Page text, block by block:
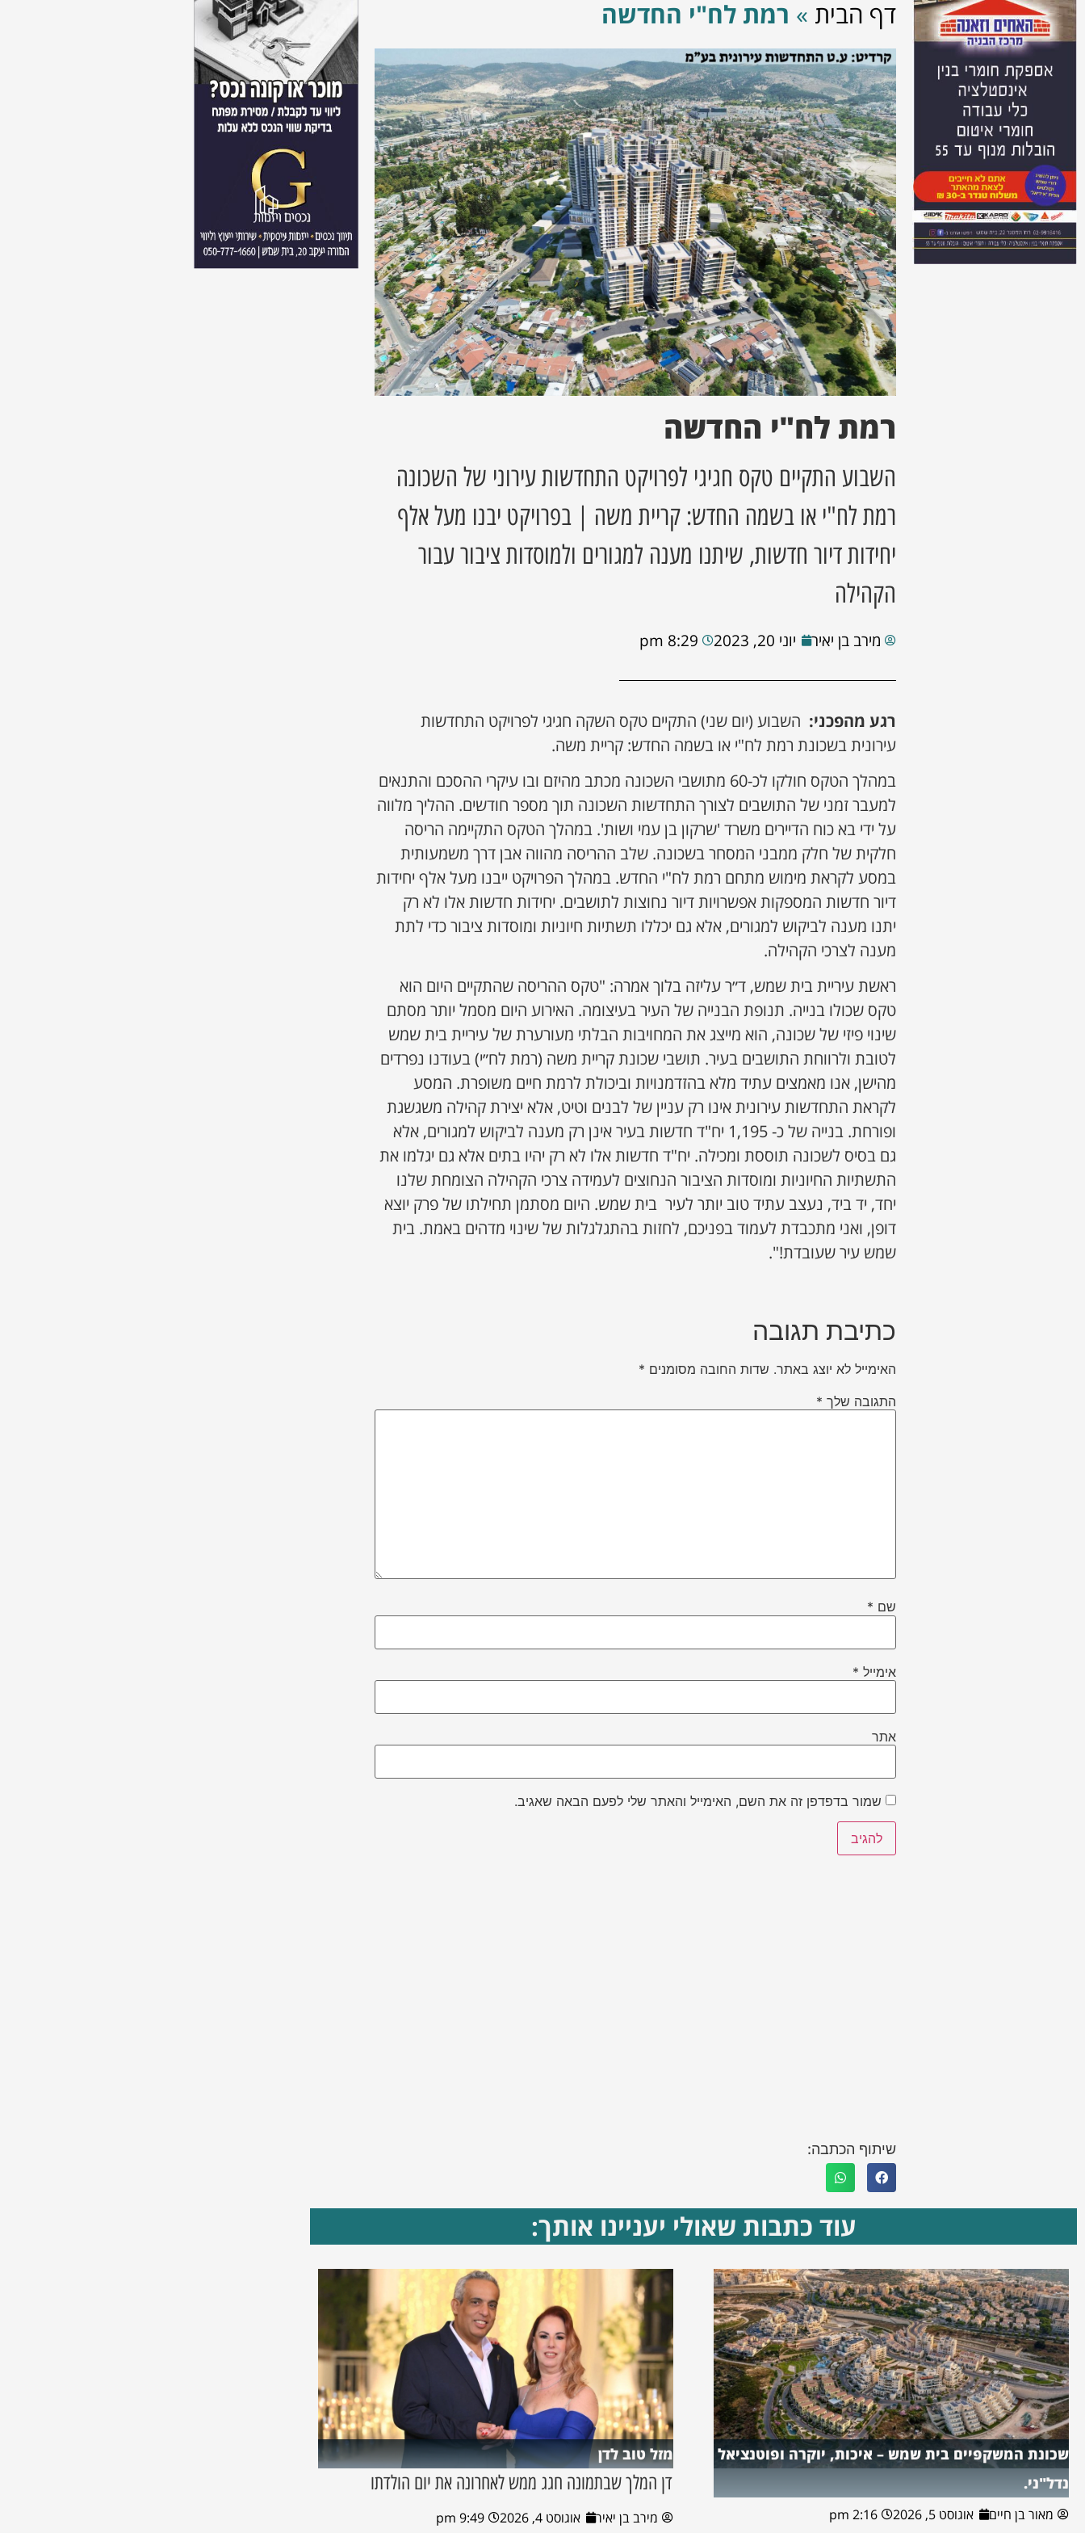
דף הבית » רמת לח"י החדשה
רמת לח"י החדשה
השבוע התקיים טקס חגיגי לפרויקט התחדשות עירוני של השכונה
רמת לח"י או בשמה החדש: קריית משה | בפרויקט יבנו מעל אלף
יחידות דיור חדשות, שיתנו מענה למגורים ולמוסדות ציבור עבור
הקהילה
מירב בן יאיר יוני 20, 2023 8:29 pm
רגע מהפכני: השבוע (יום שני) התקיים טקס השקה חגיגי לפרויקט התחדשות
עירונית בשכונת רמת לח"י או בשמה החדש: קריית משה.
במהלך הטקס חולקו לכ-60 מתושבי השכונה מכתב מהיזם ובו עיקרי ההסכם והתנאים
למעבר זמני של התושבים לצורך התחדשות השכונה תוך מספר חודשים. ההליך מלווה
על ידי בא כוח הדיירים משרד 'שרקון בן עמי ושות'. במהלך הטקס התקיימה הריסה
חלקית של חלק ממבני המסחר בשכונה. שלב ההריסה מהווה אבן דרך משמעותית
במסע לקראת מימוש מתחם רמת לח"י החדש. במהלך הפרויקט ייבנו מעל אלף יחידות
דיור חדשות המספקות אפשרויות דיור נחוצות לתושבים. יחידות חדשות אלו לא רק
יתנו מענה לביקוש למגורים, אלא גם יכללו תשתיות חיוניות ומוסדות ציבור כדי לתת
מענה לצרכי הקהילה.
ראשת עיריית בית שמש, ד״ר עליזה בלוך אמרה: "טקס ההריסה שהתקיים היום הוא
טקס שכולו בנייה. תנופת הבנייה של העיר בעיצומה. האירוע היום מסמל יותר מסתם
שינוי פיזי של שכונה, הוא מייצג את המחויבות הבלתי מעורערת של עיריית בית שמש
לטובת ולרווחת התושבים בעיר. תושבי שכונת קריית משה (רמת לח״י) בעודנו נפרדים
מהישן, אנו מאמצים עתיד מלא בהזדמנויות וביכולת לרמת חיים משופרת. המסע
לקראת התחדשות עירונית אינו רק עניין של לבנים וטיט, אלא יצירת קהילה משגשגת
ופורחת. בנייה של כ- 1,195 יח"ד חדשות בעיר אינן רק מענה לביקוש למגורים, אלא
גם בסיס לשכונה תוססת ומכילה. יח"ד חדשות אלו לא רק יהיו בתים אלא גם יגלמו את
התשתיות החיוניות ומוסדות הציבור הנחוצים לעמידה צרכי הקהילה הצומחת שלנו
יחד, יד ביד, נעצב עתיד טוב יותר לעיר בית שמש. היום מסתמן תחילתו של פרק יוצא
דופן, ואני מתכבדת לעמוד בפניכם, לחזות בהתגלגלות של שינוי מדהים באמת. בית
שמש עיר שעובדת!".
כתיבת תגובה
האימייל לא יוצג באתר. שדות החובה מסומנים *
התגובה שלך *
שם *
אימייל *
אתר
שמור בדפדפן זה את השם, האימייל והאתר שלי לפעם הבאה שאגיב.
שיתוף הכתבה:
עוד כתבות שאולי יעניינו אותך:
שכונת המשקפיים בית שמש – איכות, יוקרה ופוטנציאל
נדל"ני.
מאור בן חיים אוגוסט 5, 2026 2:16 pm
מזל טוב לדן
דן המלך שבתמונה חגג ממש לאחרונה את יום הולדתו
מירב בן יאיר אוגוסט 4, 2026 9:49 pm